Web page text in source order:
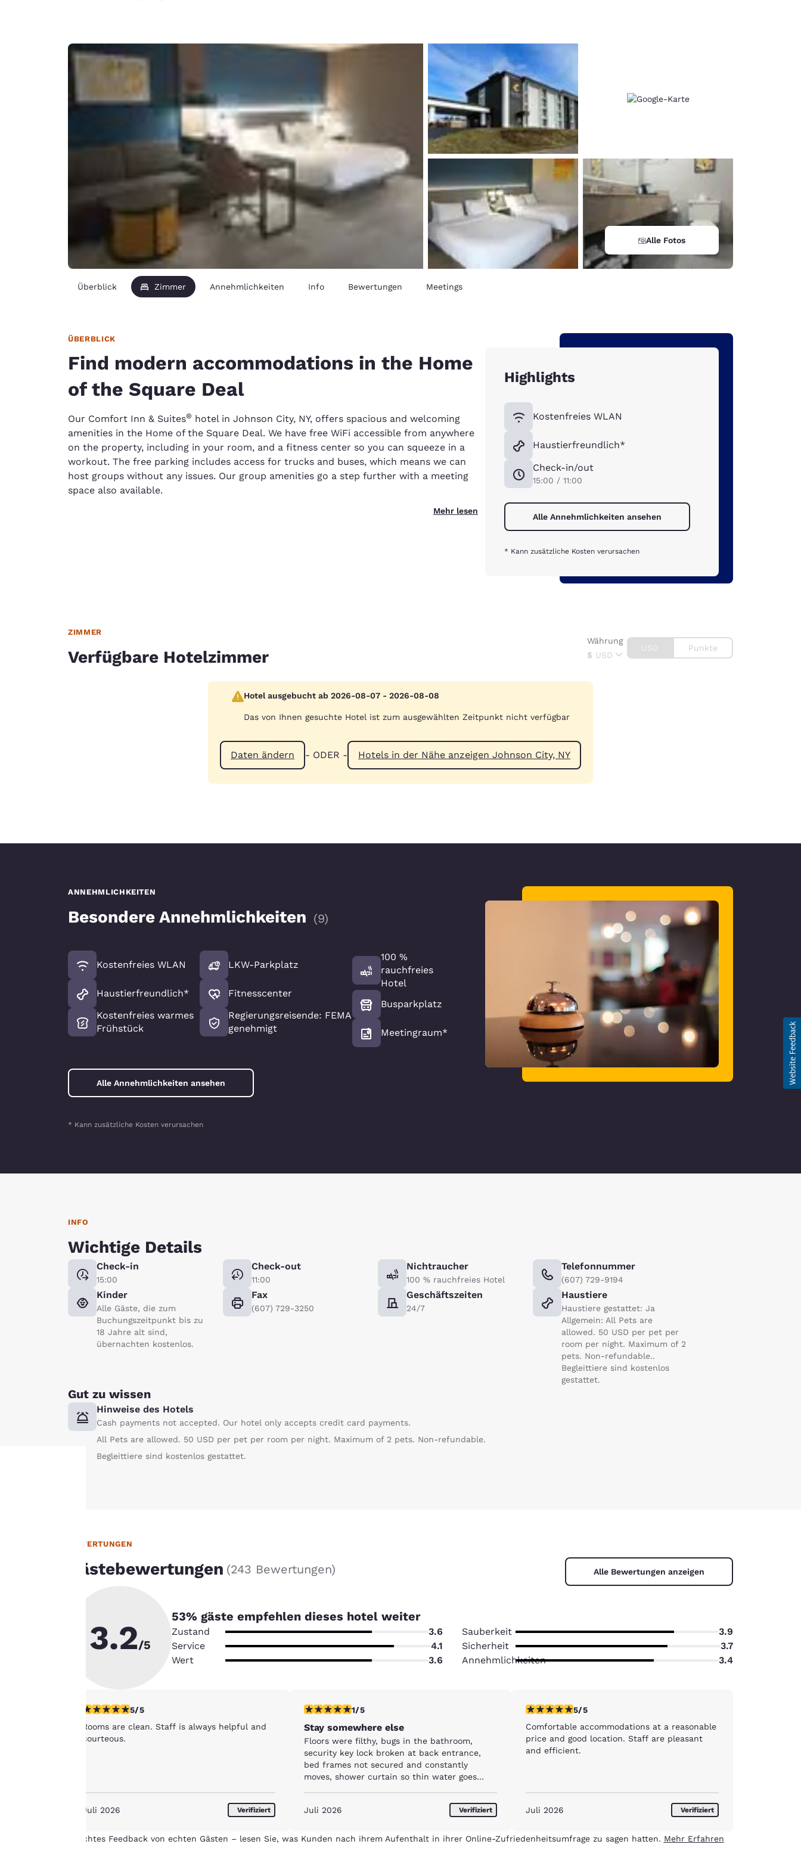
España
Español
English
France
English Italiano
Italy
English
United Kingdom
Asien-Pazifik
Australia
Alle Fotos
Überblick Zimmer Annehmlichkeiten Info Bewertungen Meetings
ÜBERBLICK
Find modern accommodations in the Home
of the Square Deal
Our Comfort Inn & Suites® hotel in Johnson City, NY, offers spacious and welcoming
amenities in the Home of the Square Deal. We have free WiFi accessible from anywhere
on the property, including in your room, and a fitness center so you can squeeze in a
workout. The free parking includes access for trucks and buses, which means we can
host groups without any issues. Our group amenities go a step further with a meeting
space also available.
Mehr lesen
Highlights
Kostenfreies WLAN
Haustierfreundlich*
Check-in/out
15:00 / 11:00
Alle Annehmlichkeiten ansehen
* Kann zusätzliche Kosten verursachen
ZIMMER
Verfügbare Hotelzimmer $ USD
Währung
USD Punkte
Hotel ausgebucht ab 2026-08-07 - 2026-08-08
Das von Ihnen gesuchte Hotel ist zum ausgewählten Zeitpunkt nicht verfügbar
Daten ändern - ODER - Hotels in der Nähe anzeigen Johnson City, NY
ANNEHMLICHKEITEN
Besondere Annehmlichkeiten (9)
Kostenfreies WLAN
Haustierfreundlich*
Kostenfreies warmes
Frühstück
LKW-Parkplatz
Fitnesscenter
Regierungsreisende: FEMA
genehmigt
100 %
rauchfreies
Hotel
Busparkplatz
Meetingraum*
Alle Annehmlichkeiten ansehen
* Kann zusätzliche Kosten verursachen
INFO
Wichtige Details
Check-in
15:00
Check-out
11:00
Nichtraucher
100 % rauchfreies Hotel
Telefonnummer
(607) 729-9194
Kinder
Alle Gäste, die zum
Buchungszeitpunkt bis zu
18 Jahre alt sind,
übernachten kostenlos.
Fax
(607) 729-3250
Geschäftszeiten
24/7
Haustiere
Haustiere gestattet: Ja
Allgemein: All Pets are
allowed. 50 USD per pet per
room per night. Maximum of 2
pets. Non-refundable..
Begleittiere sind kostenlos
gestattet.
Gut zu wissen
Hinweise des Hotels
Cash payments not accepted. Our hotel only accepts credit card payments.
All Pets are allowed. 50 USD per pet per room per night. Maximum of 2 pets. Non-refundable.
Begleittiere sind kostenlos gestattet.
BEWERTUNGEN
Gästebewertungen (243 Bewertungen) Alle Bewertungen anzeigen
3.2/5
53% gäste empfehlen dieses hotel weiter
Zustand 3.6 Sauberkeit
3.9
Service
4.1 Sicherheit
3.7
Wert
3.6 Annehmlichkeiten 3.4
5-Sterne-Bewertung. Außergewöhnlich. 1 Bewertung
5/5
Rooms are clean. Staff is always helpful and
courteous.
Juli 2026 Verifiziert
1-Stern-Bewertung. Mittelmäßig. 1 Bewertung
1/5
Stay somewhere else
Floors were filthy, bugs in the bathroom,
security key lock broken at back entrance,
bed frames not secured and constantly
moves, shower curtain so thin water goes
Juli 2026
Verifiziert
5-Sterne-Bewertung. Außergewöhnlich. 1 Bewertung
5/5
Comfortable accommodations at a reasonable
price and good location. Staff are pleasant
and efficient.
Juli 2026 Verifiziert
Echtes Feedback von echten Gästen – lesen Sie, was Kunden nach ihrem Aufenthalt in ihrer Online-Zufriedenheitsumfrage zu sagen hatten. Mehr Erfahren
ist uns
wichtig.
einschließlich Cookies
von Drittanbietern, zu
personalisiertes Web-
Erlebnis zu bieten,